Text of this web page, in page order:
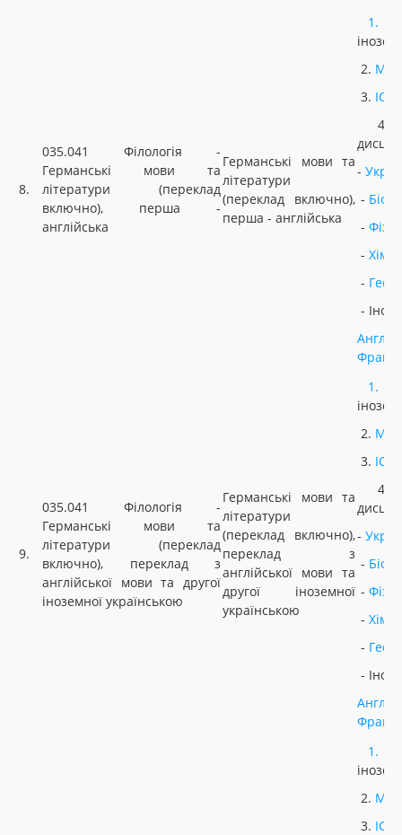
8.
035.041 Філологія -
Германські мови та
літератури (переклад
включно), перша -
англійська
Германські мови та
літератури
(переклад включно),
перша - англійська
1.
2.
3.
4.
-
-
-
- Хімія
-
-
9.
035.041 Філологія -
Германські мови та
літератури (переклад
включно), переклад з
англійської мови та другої
іноземної українською
Германські мови та
літератури
(переклад включно),
переклад з
англійської мови та
другої іноземної
українською
1.
2.
3.
4.
-
-
-
- Хімія
-
-
1.
2.
3.